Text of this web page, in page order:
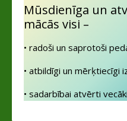
Mūsdienīga un
mācās visi –
• radoši un saprotoši
• atbildīgi un mērķtiecīgi
• sadarbībai atvērti